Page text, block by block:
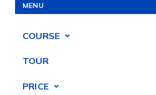
MENU
COURSE
TOUR
PRICE